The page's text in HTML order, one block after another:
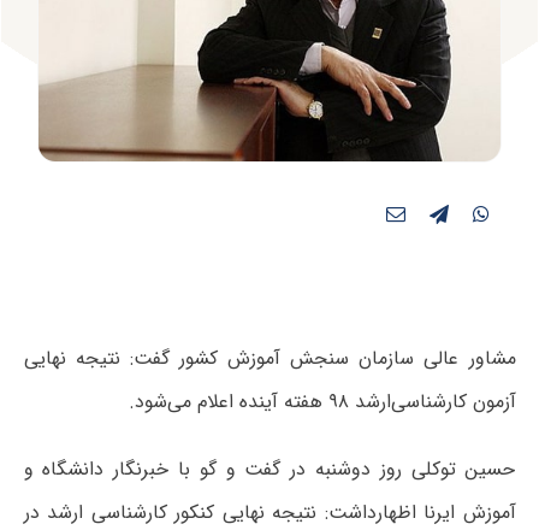
مشاور عالی سازمان سنجش آموزش کشور گفت: نتیجه نهایی
آزمون کارشناسی‌ارشد ۹۸ هفته آینده اعلام می‌شود.
حسین توکلی روز دوشنبه در گفت و گو با خبرنگار دانشگاه و
آموزش ایرنا اظهارداشت: نتیجه نهایی کنکور کارشناسی ارشد در